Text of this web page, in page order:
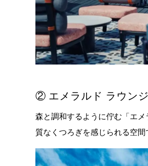
② エメラルド ラウンジ
森と調和するように佇む「エ
質なくつろぎを感じられる空間